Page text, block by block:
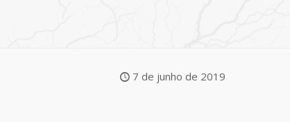
7 de junho de 2019